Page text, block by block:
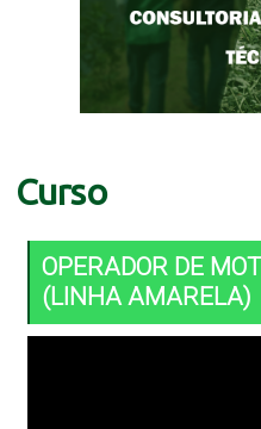
Curso
OPERADOR DE
(LINHA AMARELA)